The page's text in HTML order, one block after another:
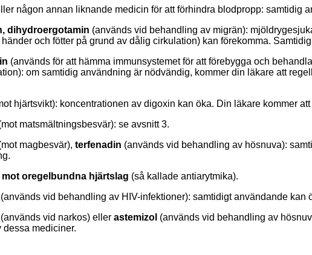
någon annan liknande medicin för att förhindra blodpropp: samtidig
dihydroergotamin (används vid behandling av migrän):
och fötter på grund av dålig cirkulation) kan förekomma.
(används för att hämma immunsystemet för att förebygga och
om samtidig användning är nödvändig, kommer din läkare att
hjärtsvikt): koncentrationen av digoxin kan öka. Din läkare kommer
matsmältningsbesvär): se avsnitt 3.
magbesvär), terfenadin (används vid behandling av hösnuva):
mot oregelbundna hjärtslag (så kallade antiarytmika).
(används vid behandling av HIV-infektioner): samtidigt användande kan
(används vid narkos) eller astemizol (används vid behandling av
dessa mediciner.